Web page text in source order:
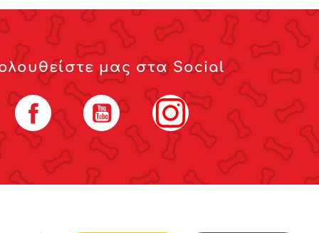
μας στα Social
Facebook YouTube Instagram